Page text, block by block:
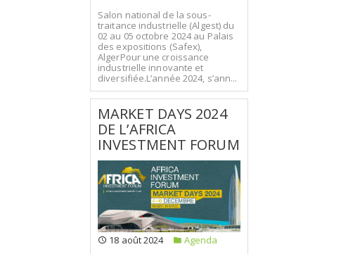
Salon national de la sous-
traitance industrielle (Algest) du
02 au 05 octobre 2024 au Palais
des expositions (Safex),
AlgerPour une croissance
industrielle innovante et
diversifiée.L’année 2024, s’ann...
MARKET DAYS 2024
DE L’AFRICA
INVESTMENT FORUM
18 août 2024
Agenda